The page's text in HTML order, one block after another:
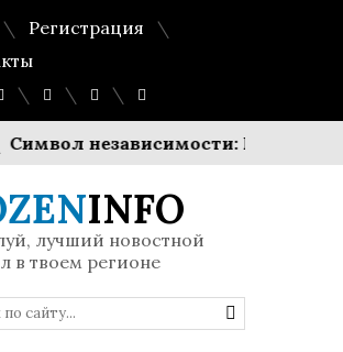
Регистрация
независимости: Шарлиз
INFO
лучший новостной
в твоем регионе